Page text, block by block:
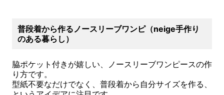
普段着から作るノースリーブワンピ（neige手作り
のある暮らし）
脇ポケット付きが嬉しい、ノースリーブワンピースの作
り方です。
型紙不要なだけでなく、普段着から自分サイズを作る、